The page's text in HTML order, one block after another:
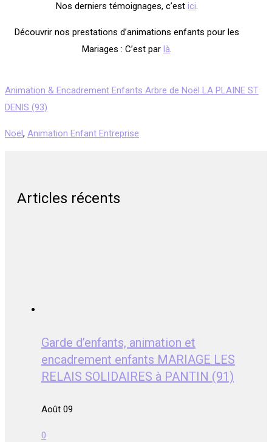
Nos derniers témoignages, c’est ici.
Découvrir nos prestations d’animations enfants pour les
Mariages : C’est par là.
Animation & Encadrement Enfants Arbre de Noël LA PLAINE ST
DENIS (93)
Noël, Animation Enfant Entreprise
Articles récents
Garde d’enfants, animation et
encadrement enfants MARIAGE LES
RELAIS SOLIDAIRES à PANTIN (91)
Août 09
0